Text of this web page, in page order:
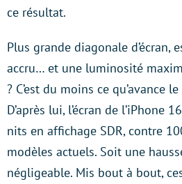
ce résultat.
Plus grande diagonale d’écran,
accru… et une luminosité
? C’est du moins ce qu’avance
D’après lui, l’écran de l’iPhone
nits en affichage SDR, contre
modèles actuels. Soit une
négligeable. Mis bout à bout,